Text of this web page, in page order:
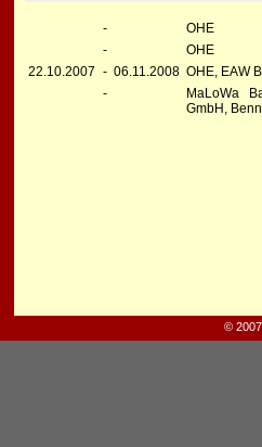
-
OHE
-
OHE
22.10.2007 - 06.11.2008 OHE, EAW
-
MaLoWa
GmbH,
©